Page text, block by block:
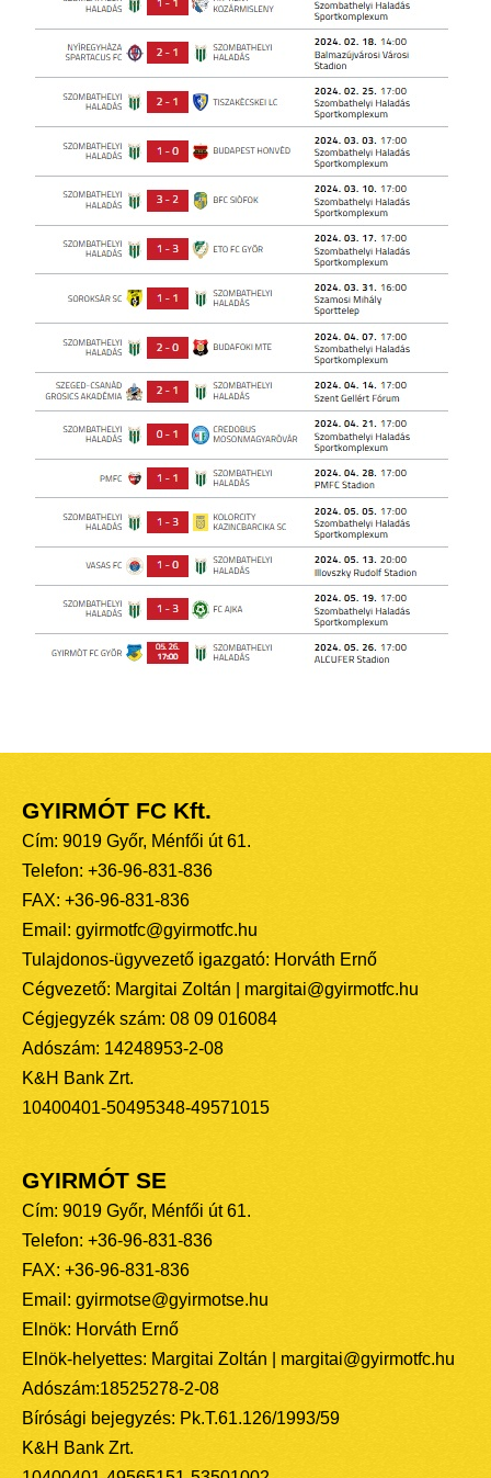
GYIRMÓT FC Kft.
Cím: 9019 Győr, Ménfői út 61.
Telefon: +36-96-831-836
FAX: +36-96-831-836
Email: gyirmotfc@gyirmotfc.hu
Tulajdonos-ügyvezető igazgató: Horváth Ernő
Cégvezető: Margitai Zoltán | margitai@gyirmotfc.hu
Cégjegyzék szám: 08 09 016084
Adószám: 14248953-2-08
K&H Bank Zrt.
10400401-50495348-49571015
GYIRMÓT SE
Cím: 9019 Győr, Ménfői út 61.
Telefon: +36-96-831-836
FAX: +36-96-831-836
Email: gyirmotse@gyirmotse.hu
Elnök: Horváth Ernő
Elnök-helyettes: Margitai Zoltán | margitai@gyirmotfc.hu
Adószám:18525278-2-08
Bírósági bejegyzés: Pk.T.61.126/1993/59
K&H Bank Zrt.